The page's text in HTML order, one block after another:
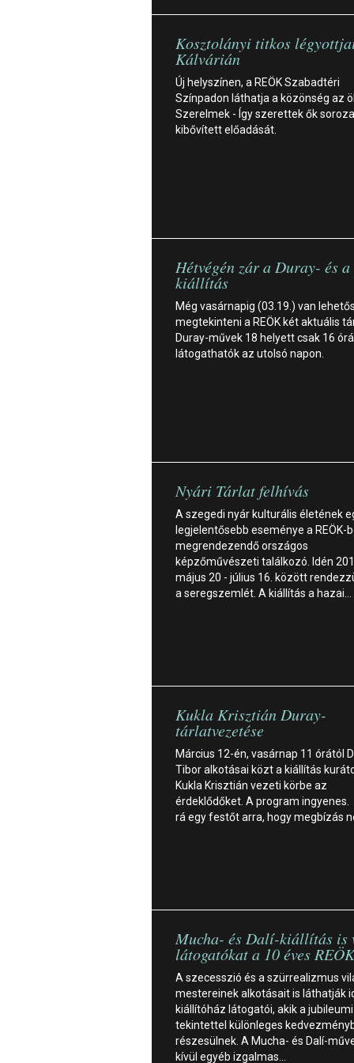
Kosztolányi titkos
Kálvárián
Új helyszínen, a REÖK Szabadtéri
Színpadon láthatja a közönség az
Szerelmek - Így szerettek ők
kibővített előadását.
Hétvégén zár a Duray- és
kiállítás
Még vasárnapig (03.19.) van
megtekinteni a REÖK két aktuális
Duray-művek 18 helyett csak 16
látogathatók az utolsó napon.
Nyári Tárlat felhívás
A szegedi nyár kulturális életének
legjelentősebb eseménye a REÖK-
megrendezendő országos
képzőművészeti találkozó. Idén
május 20 - július 16. között
a seregszemlét. A kiállítás a hazai…
Kukla Krisztián Duray-
tárlatvezetése
Március 12-én, vasárnap 11 órától
Tibor alkotásai közt a kiállítás
Kukla Krisztián vezeti körbe az
érdeklődőket. A program ingyenes.
rá egy festőt arra, hogy megbízás
Mucha- és Dalí-kiállítás is
látogatókat a 10 éves
A szecesszió és a szürrealizmus
mestereinek alkotásait is láthatják
kiállítóház látogatói, akik a
tekintettel különleges
részesülnek. A Mucha- és Dalí-
kívül egyéb izgalmas…